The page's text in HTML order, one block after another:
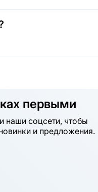
первыми
наши соцсети, чтобы
и предложения.